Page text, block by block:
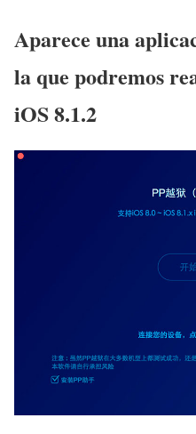
Aparece una
la que podremos
iOS 8.1.2